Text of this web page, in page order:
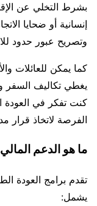
بشرط التخلي عن
إنسانية أو ضحايا
وتصريح عبور حدود
كما يمكن للعائلات
يغطي تكاليف السفر
كنت تفكر في العودة
الفرصة لاتخاذ قرار
ما هو الدعم
تقدم برامج العودة
يشمل: